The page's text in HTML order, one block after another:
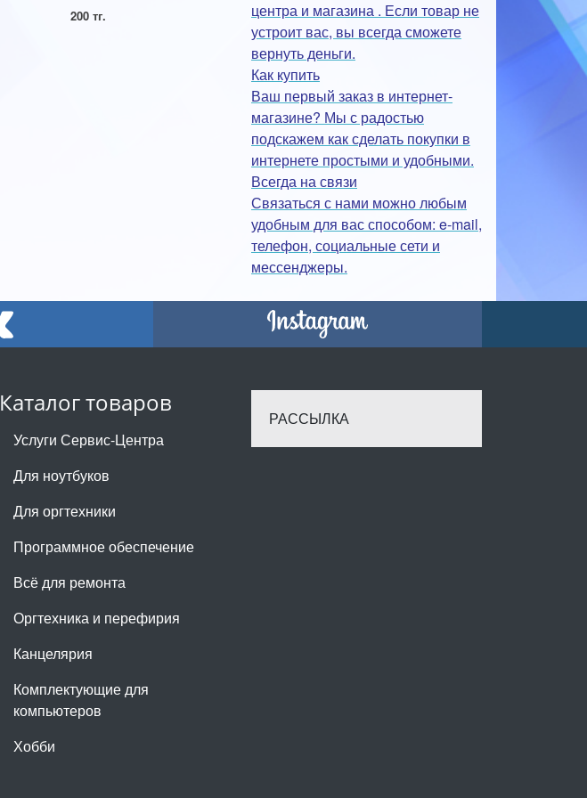
200 тг.
центра и магазина . Если товар не
устроит вас, вы всегда сможете
вернуть деньги.
Как купить
Ваш первый заказ в интернет-
магазине? Мы с радостью
подскажем как сделать покупки в
интернете простыми и удобными.
Всегда на связи
Связаться с нами можно любым
удобным для вас способом: e-mail,
телефон, социальные сети и
мессенджеры.
Каталог товаров
Услуги Сервис-Центра
Для ноутбуков
Для оргтехники
Программное обеспечение
Всё для ремонта
Оргтехника и перефирия
Канцелярия
Комплектующие для
компьютеров
Хобби
РАССЫЛКА